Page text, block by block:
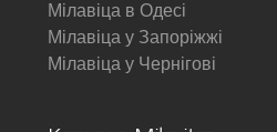
Мілавіца в Одесі
Мілавіца у Запоріжжі
Мілавіца у Чернігові